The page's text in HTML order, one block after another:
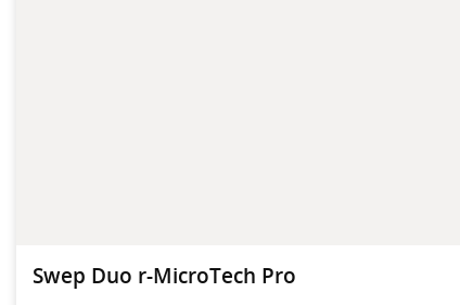
Swep Duo r-MicroTech Pro